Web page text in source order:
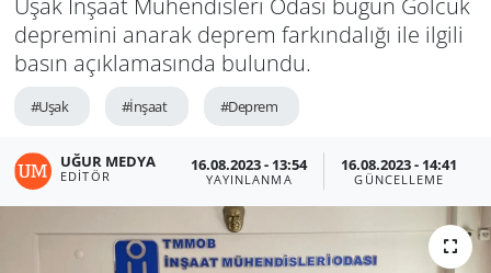
depremini anarak deprem farkındalığı ile ilgili
basın açıklamasında bulundu.
#Uşak #İnşaat #Deprem
UĞUR MEDYA
EDITÖR
16.08.2023 - 13:54
YAYINLANMA
16.08.2023 - 14:41
GÜNCELLEME